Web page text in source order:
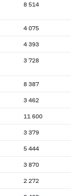
8 514
4 075
4 393
3 728
8 387
3 462
11 600
3 379
5 444
3 870
2 272